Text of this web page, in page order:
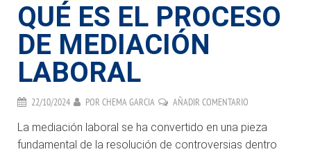
QUÉ ES EL PROCESO
DE MEDIACIÓN
LABORAL
22/10/2024 POR CHEMA GARCIA AÑADIR COMENTARIO
La mediación laboral se ha convertido en una pieza
fundamental de la resolución de controversias dentro